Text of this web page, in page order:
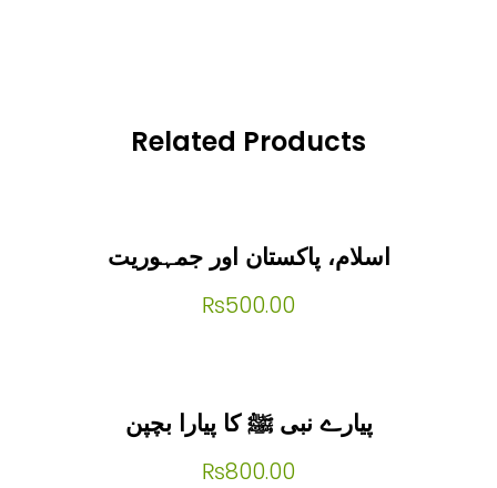
Related Products
اسلام، پاکستان اور جمہوریت
₨500.00
پیارے نبی ﷺ کا پیارا بچپن
₨800.00